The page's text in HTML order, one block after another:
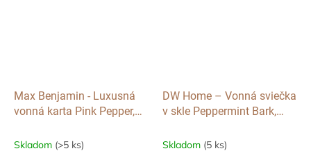
Max Benjamin - Luxusná
vonná karta Pink Pepper,
Skladom (>5 ks)
DW Home – Vonná sviečka
v skle Peppermint Bark,
Skladom (5 ks)